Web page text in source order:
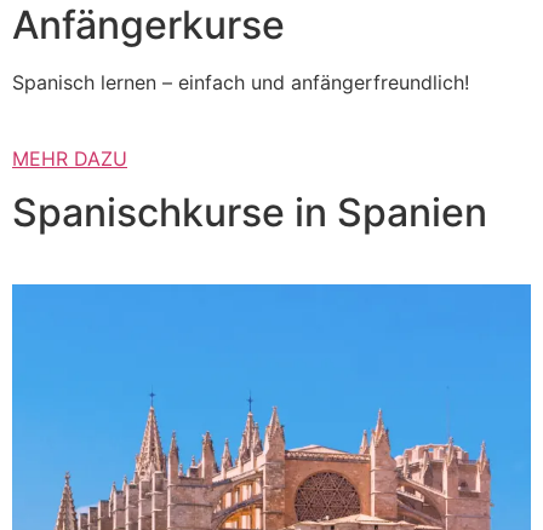
Anfängerkurse
Spanisch lernen – einfach und anfängerfreundlich!
MEHR DAZU
Spanischkurse in Spanien